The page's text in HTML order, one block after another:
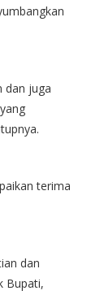
dan juga
terima
dan
Bupati,